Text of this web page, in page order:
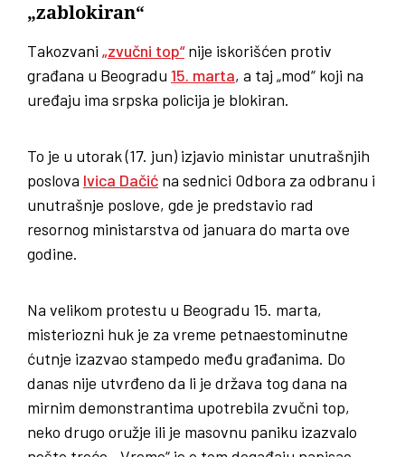
„zablokiran“
Takozvani „zvučni top“nije iskorišćen protiv
građana u Beogradu 15. marta, a taj „mod“ koji na
uređaju ima srpska policija je blokiran.
To je u utorak (17. jun) izjavio ministar unutrašnjih
poslova Ivica Dačić na sednici Odbora za odbranu i
unutrašnje poslove, gde je predstavio rad
resornog ministarstva od januara do marta ove
godine.
Na velikom protestu u Beogradu 15. marta,
misteriozni huk je za vreme petnaestominutne
ćutnje izazvao stampedo među građanima. Do
danas nije utvrđeno da li je država tog dana na
mirnim demonstrantima upotrebila zvučni top,
neko drugo oružje ili je masovnu paniku izazvalo